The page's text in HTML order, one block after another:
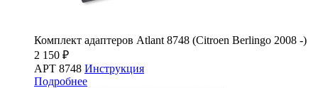
Комплект адаптеров Atlant 8748 (Citroen Berlingo 2008 -)
2 150 ₽
АРТ 8748 Инструкция
Подробнее